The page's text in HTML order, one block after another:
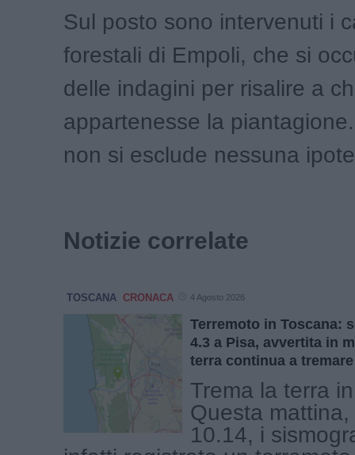
Sul posto sono intervenuti i
forestali di Empoli, che si
delle indagini per risalire a
appartenesse la
non si esclude nessuna
Notizie correlate
TOSCANA CRONACA 4 Agosto 2026
Terremoto in Toscana:
4.3 a Pisa, avvertita in
terra continua a tremare
Trema la terra
Questa
10.14, i